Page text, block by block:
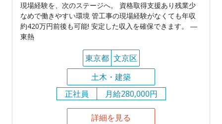
現場経験を、次のステージへ。 資格取得支援あり残業少
なめで働きやすい環境 管工事の現場経験がなくても年収
約420万円前後も可能! 安定した収入を確保できます。 ―
東熱
東京都 文京区
土木・建築
正社員
月給280,000円
詳細を見る